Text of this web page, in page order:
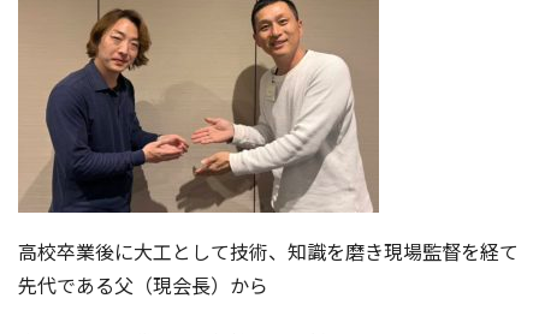
高校卒業後に大工として技術、知識を磨き現場監督を経て
先代である父（現会長）から